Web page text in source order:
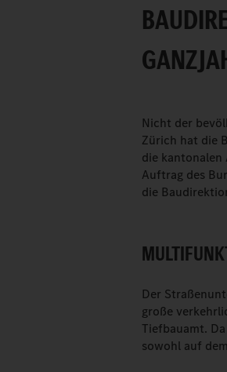
Nicht der
Zürich hat die
die kantonalen
Auftrag des
die
Der
große
Tiefbauamt.
sowohl auf